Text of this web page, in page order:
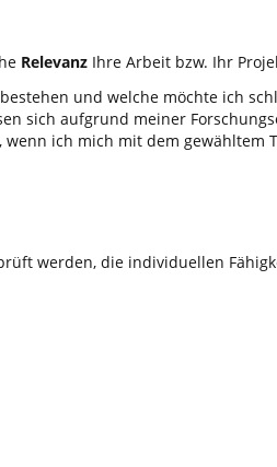
Relevanz Ihre Arbeit bzw. Ihr
und welche möchte ich
sich aufgrund meiner
ich mich mit dem
werden, die individuellen